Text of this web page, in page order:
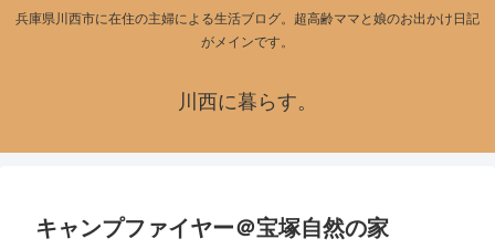
兵庫県川西市に在住の主婦による生活ブログ。超高齢ママと娘のお出かけ日記
がメインです。
川西に暮らす。
キャンプファイヤー＠宝塚自然の家